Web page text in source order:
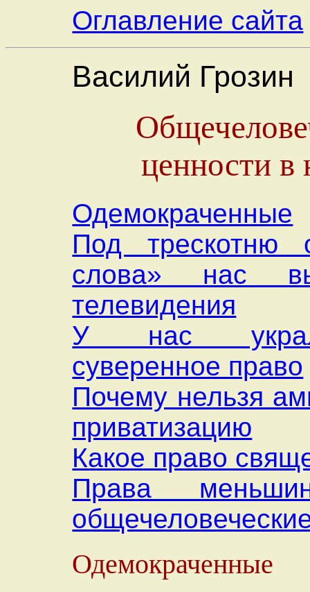
Оглавление сайта
Василий Грозин
ценности в
Одемокраченные
Под трескотню
слова» нас
телевидения
У нас
суверенное право
Почему нельзя
приватизацию
Какое право
Права
Одемокраченные